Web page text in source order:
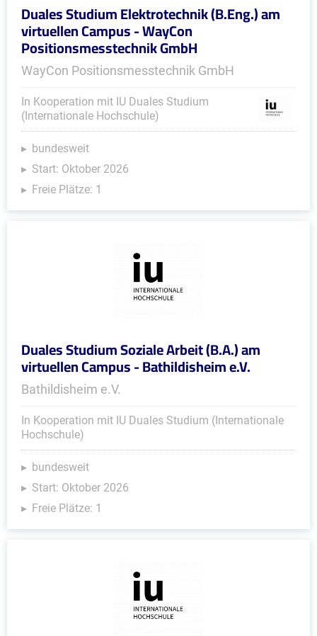
Duales Studium Elektrotechnik (B.Eng.) am
virtuellen Campus - WayCon
Positionsmesstechnik GmbH
WayCon Positionsmesstechnik GmbH
In Kooperation mit IU Duales Studium
(Internationale Hochschule)
bundesweit
Start: Oktober 2026
Freie Plätze: 1
Duales Studium Soziale Arbeit (B.A.) am
virtuellen Campus - Bathildisheim e.V.
Bathildisheim e.V.
In Kooperation mit IU Duales Studium (Internationale
Hochschule)
bundesweit
Start: Oktober 2026
Freie Plätze: 1